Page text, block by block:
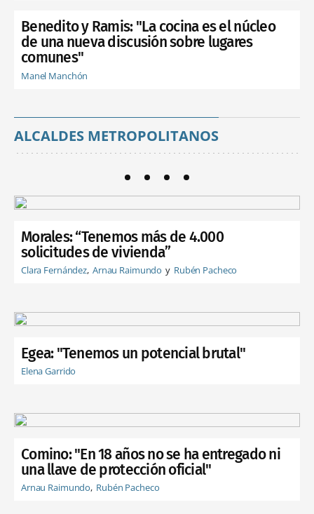
Benedito y Ramis: "La cocina es el núcleo
de una nueva discusión sobre lugares
comunes"
Manel Manchón
ALCALDES METROPOLITANOS
Morales: “Tenemos más de 4.000
solicitudes de vivienda”
Clara Fernández Arnau Raimundo Rubén Pacheco
Egea: "Tenemos un potencial brutal"
Elena Garrido
Comino: "En 18 años no se ha entregado ni
una llave de protección oficial"
Arnau Raimundo Rubén Pacheco